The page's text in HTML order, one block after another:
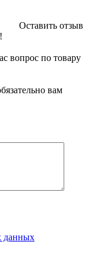
Оставить отзыв
вопрос по товару
вам
данных